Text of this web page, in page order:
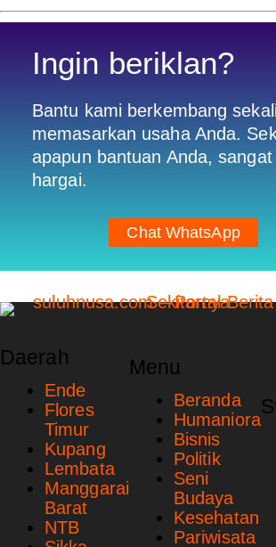
Ingin beriklan?
Bantu kami berkembang
memasarkan usaha Anda.
apapun bantuan Anda, sangat
hargai.
Chat WhatsApp
Daerah
Ende
Flores
Timur
Kupang
Lembata
Manggarai
Barat
NTB
Menu
Beranda
Humaniora
Bisnis
Politik
Seni
Budaya
Kesehatan
Pariwisata